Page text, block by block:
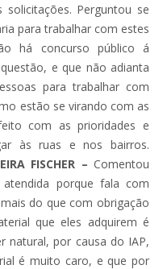
Perguntou se
para trabalhar com estes
há concurso público á
e que não adianta
para trabalhar com
estão se virando com as
com as prioridades e
às ruas e nos bairros.
FISCHER – Comentou
porque fala com
do que com obrigação
que eles adquirem é
natural, por causa do IAP,
é muito caro, e que por